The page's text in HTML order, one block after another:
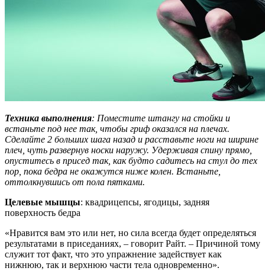
Техника выполнения: Поместите штангу на стойки и
встаньте под нее так, чтобы гриф оказался на плечах.
Сделайте 2 больших шага назад и расставьте ноги на ширине
плеч, чуть развернув носки наружу. Удерживая спину прямо,
опуститесь в присед так, как будто садитесь на стул до тех
пор, пока бедра не окажутся ниже колен. Встаньте,
оттолкнувшись от пола пятками.
Целевые мышцы: квадрицепсы, ягодицы, задняя
поверхность бедра
«Нравится вам это или нет, но сила всегда будет определяться
результатами в приседаниях, – говорит Райт. – Причиной тому
служит тот факт, что это упражнение задействует как
нижнюю, так и верхнюю части тела одновременно».